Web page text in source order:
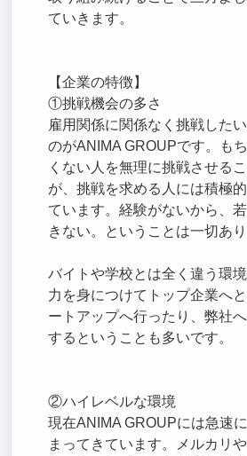
ていきます。
【企業の特徴】
①挑戦機会の多さ
雇用関係に関係なく挑戦した
のがANIMA GROUPです。も
くない人を無理に挑戦させる
が、挑戦を求める人には積極
ています。経験がないから、
きない。ということは一切あり
バイトや学校とは全く違う環
力を身につけてトップ企業へ
ートアップへ行ったり、弊社
するということも多いです。
②ハイレベルな環境
現在ANIMA GROUPには急速
まってきています。メルカリ